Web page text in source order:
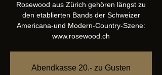
Rosewood aus Zürich gehören längst zu
den etablierten Bands der Schweizer
Americana-und Modern-Country-Szene:
www.rosewood.ch
Abendkasse 20.- zu Gusten